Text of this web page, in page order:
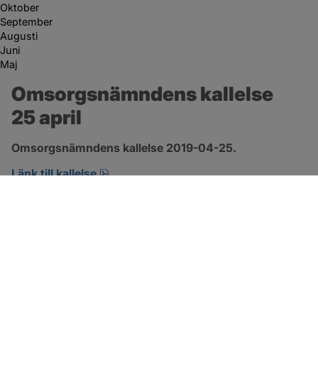
Oktober
September
Augusti
Juni
Maj
Omsorgsnämndens kallelse
25 april
Omsorgsnämndens kallelse 2019-04-25.
Länk till kallelse
pdf, öppnas i nytt fönster.